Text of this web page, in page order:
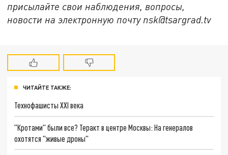
присылайте свои наблюдения, вопросы,
новости на электронную почту nsk@tsargrad.tv
ЧИТАЙТЕ ТАКЖЕ:
Технофашисты XXI века
"Кротами" были все? Теракт в центре Москвы: На генералов
охотятся "живые дроны"